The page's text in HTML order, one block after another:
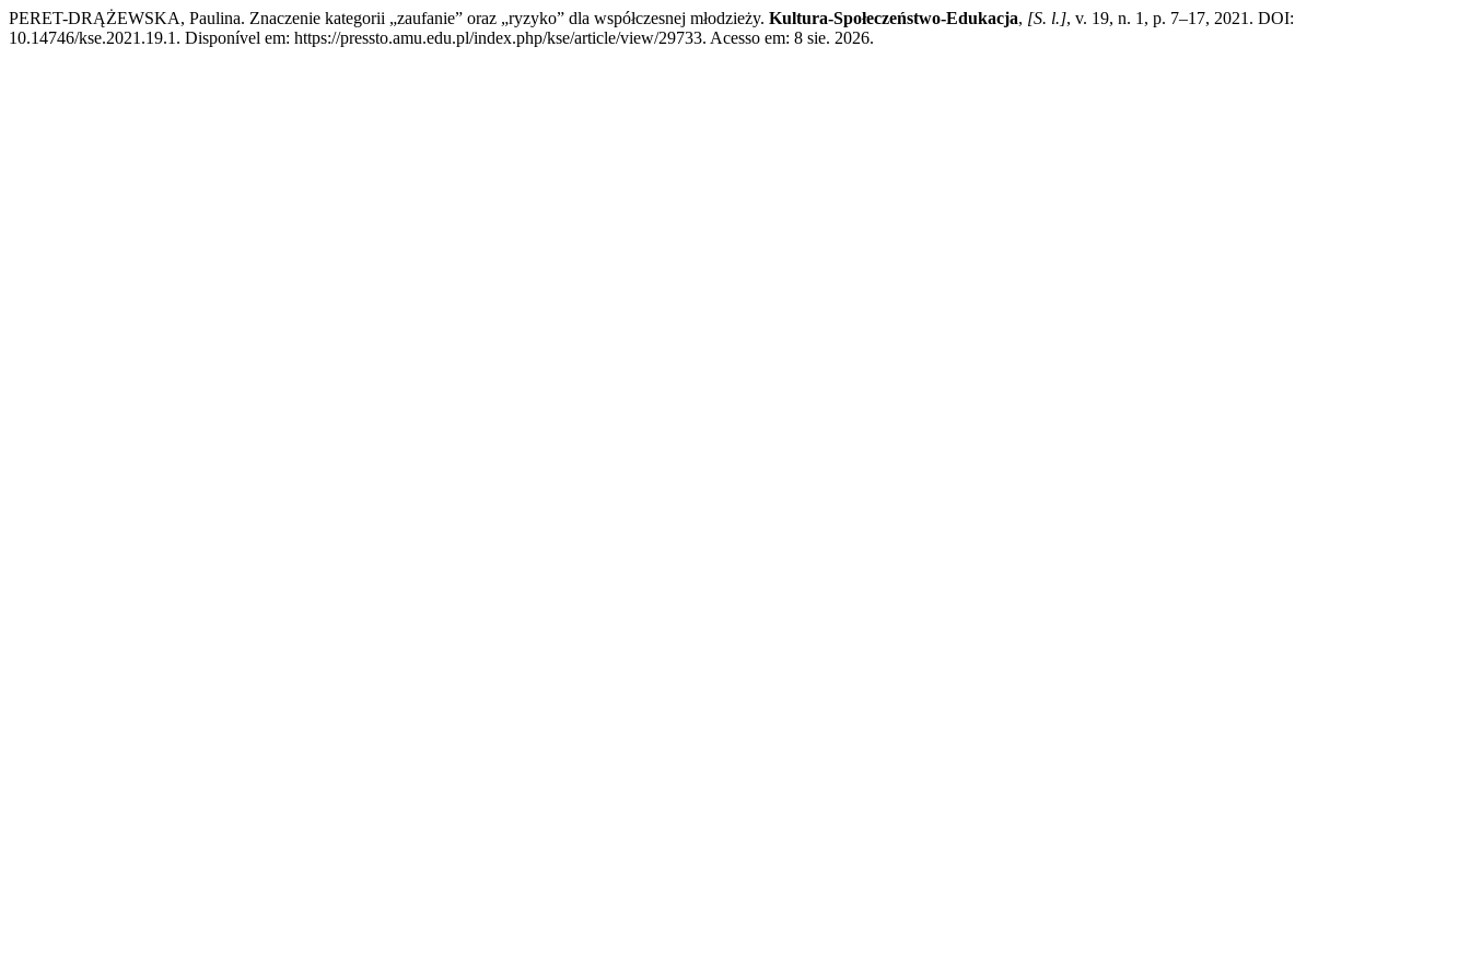
PERET-DRĄŻEWSKA, Paulina. Znaczenie kategorii „zaufanie” oraz „ryzyko” dla współczesnej młodzieży. Kultura-Społeczeństwo-Edukacja, [S. l.], v. 19, n. 1, p. 7–17, 2021. DOI:
10.14746/kse.2021.19.1. Disponível em: https://pressto.amu.edu.pl/index.php/kse/article/view/29733. Acesso em: 8 sie. 2026.